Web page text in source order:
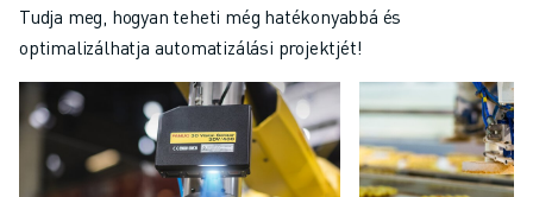
Tudja meg, hogyan teheti még hatékonyabbá és
optimalizálhatja automatizálási projektjét!